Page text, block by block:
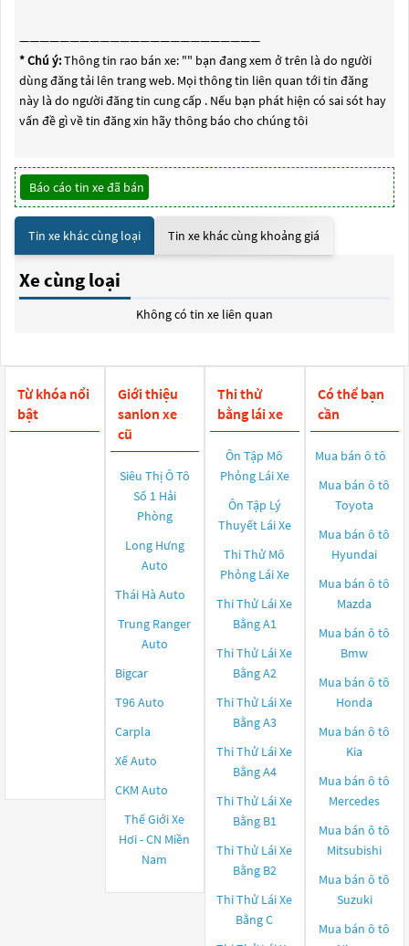
————————————————————————
* Chú ý:Thông tin rao bán xe: "" bạn đang xem ở trên là do người
dùng đăng tải lên trang web. Mọi thông tin liên quan tới tin đăng
này là do người đăng tin cung cấp . Nếu bạn phát hiện có sai sót hay
vấn đề gì về tin đăng xin hãy thông báo cho chúng tôi
Báo cáo tin xe đã bán
Tin xe khác cùng loại Tin xe khác cùng khoảng giá
Xe cùng loại
Không có tin xe liên quan
Từ khóa nổi
bật
Giới thiệu
sanlon xe
cũ
Siêu Thị Ô Tô
Số 1 Hải
Phòng
Long Hưng
Auto
Thái Hà Auto
Trung Ranger
Auto
Bigcar
T96 Auto
Carpla
Xế Auto
CKM Auto
Thế Giới Xe
Hơi - CN Miền
Nam
Thi thử
bằng lái xe
Ôn Tập Mô
Phỏng Lái Xe
Ôn Tập Lý
Thuyết Lái Xe
Thi Thử Mô
Phỏng Lái Xe
Thi Thử Lái Xe
Bằng A1
Thi Thử Lái Xe
Bằng A2
Thi Thử Lái Xe
Bằng A3
Thi Thử Lái Xe
Bằng A4
Thi Thử Lái Xe
Bằng B1
Thi Thử Lái Xe
Bằng B2
Thi Thử Lái Xe
Bằng C
Có thể bạn
cần
Mua bán ô tô
Mua bán ô tô
Toyota
Mua bán ô tô
Hyundai
Mua bán ô tô
Mazda
Mua bán ô tô
Bmw
Mua bán ô tô
Honda
Mua bán ô tô
Kia
Mua bán ô tô
Mercedes
Mua bán ô tô
Mitsubishi
Mua bán ô tô
Suzuki
Mua bán ô tô